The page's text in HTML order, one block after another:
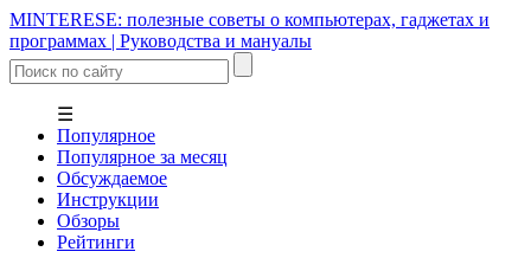
MINTERESE: полезные советы о компьютерах, гаджетах и
программах | Руководства и мануалы
☰
Популярное
Популярное за месяц
Обсуждаемое
Инструкции
Обзоры
Рейтинги